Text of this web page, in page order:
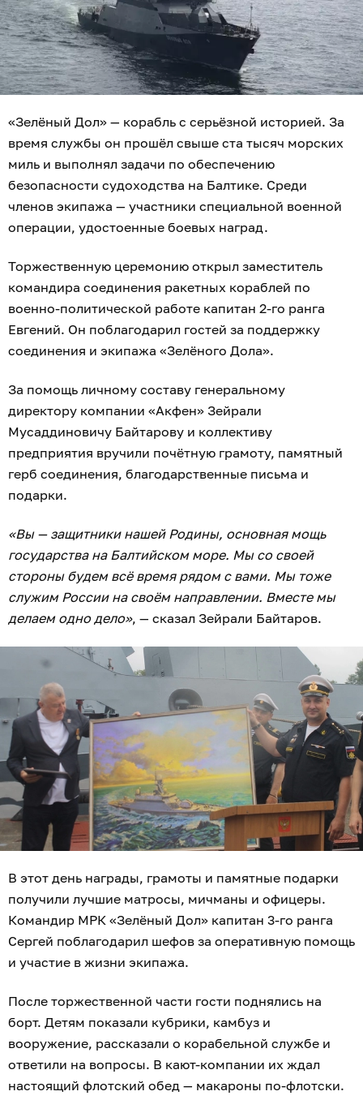
«Зелёный Дол» — корабль с серьёзной историей. За
время службы он прошёл свыше ста тысяч морских
миль и выполнял задачи по обеспечению
безопасности судоходства на Балтике. Среди
членов экипажа — участники специальной военной
операции, удостоенные боевых наград.
Торжественную церемонию открыл заместитель
командира соединения ракетных кораблей по
военно-политической работе капитан 2-го ранга
Евгений. Он поблагодарил гостей за поддержку
соединения и экипажа «Зелёного Дола».
За помощь личному составу генеральному
директору компании «Акфен» Зейрали
Мусаддиновичу Байтарову и коллективу
предприятия вручили почётную грамоту, памятный
герб соединения, благодарственные письма и
подарки.
«Вы — защитники нашей Родины, основная мощь
государства на Балтийском море. Мы со своей
стороны будем всё время рядом с вами. Мы тоже
служим России на своём направлении. Вместе мы
делаем одно дело», — сказал Зейрали Байтаров.
В этот день награды, грамоты и памятные подарки
получили лучшие матросы, мичманы и офицеры.
Командир МРК «Зелёный Дол» капитан 3-го ранга
Сергей поблагодарил шефов за оперативную помощь
и участие в жизни экипажа.
После торжественной части гости поднялись на
борт. Детям показали кубрики, камбуз и
вооружение, рассказали о корабельной службе и
ответили на вопросы. В кают-компании их ждал
настоящий флотский обед — макароны по-флотски.